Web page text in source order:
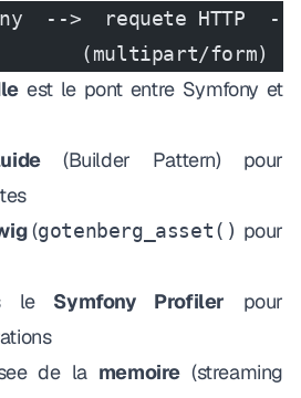
-->  requete HTTP
(multipart/form)
est le pont entre Symfony et
(Builder Pattern) pour
(gotenberg_asset() pour
le Symfony Profiler pour
de la memoire(streaming